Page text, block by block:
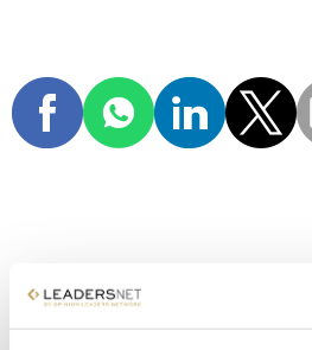
Kommentar veröffentlichen